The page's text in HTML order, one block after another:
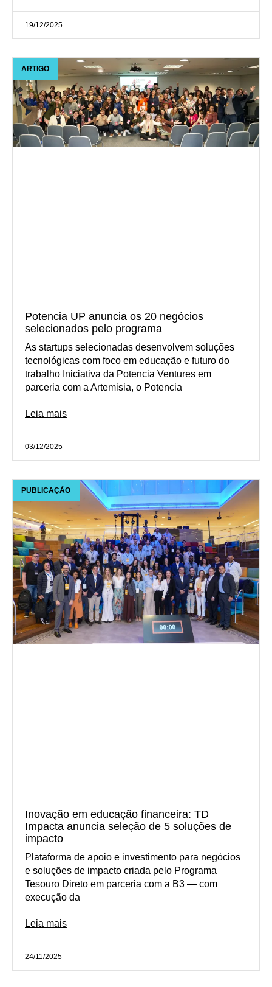
19/12/2025
ARTIGO
Potencia UP anuncia os 20 negócios
selecionados pelo programa
As startups selecionadas desenvolvem soluções
tecnológicas com foco em educação e futuro do
trabalho Iniciativa da Potencia Ventures em
parceria com a Artemisia, o Potencia
Leia mais
03/12/2025
PUBLICAÇÃO
Inovação em educação financeira: TD
Impacta anuncia seleção de 5 soluções de
impacto
Plataforma de apoio e investimento para negócios
e soluções de impacto criada pelo Programa
Tesouro Direto em parceria com a B3 — com
execução da
Leia mais
24/11/2025